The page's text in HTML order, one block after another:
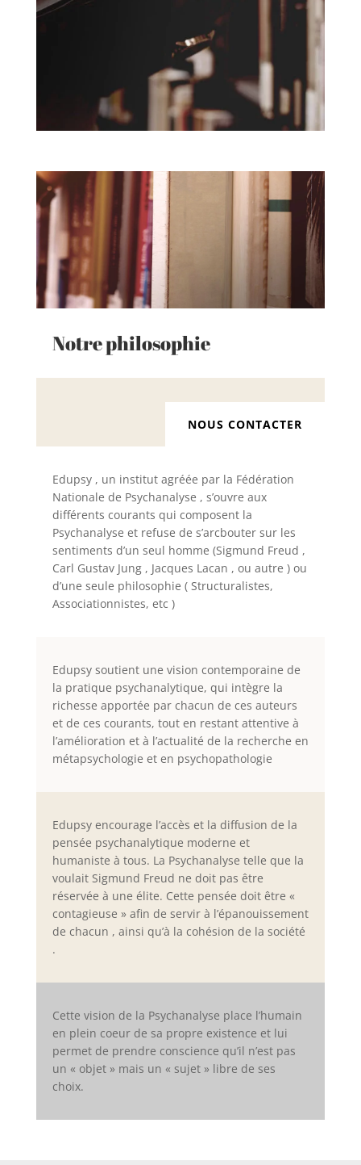
Notre philosophie
NOUS CONTACTER
Edupsy , un institut agréée par la Fédération
Nationale de Psychanalyse , s’ouvre aux
différents courants qui composent la
Psychanalyse et refuse de s’arcbouter sur les
sentiments d’un seul homme (Sigmund Freud ,
Carl Gustav Jung , Jacques Lacan , ou autre ) ou
d’une seule philosophie ( Structuralistes,
Associationnistes, etc )
Edupsy soutient une vision contemporaine de
la pratique psychanalytique, qui intègre la
richesse apportée par chacun de ces auteurs
et de ces courants, tout en restant attentive à
l’amélioration et à l’actualité de la recherche en
métapsychologie et en psychopathologie
Edupsy encourage l’accès et la diffusion de la
pensée psychanalytique moderne et
humaniste à tous. La Psychanalyse telle que la
voulait Sigmund Freud ne doit pas être
réservée à une élite. Cette pensée doit être «
contagieuse » afin de servir à l’épanouissement
de chacun , ainsi qu’à la cohésion de la société
.
Cette vision de la Psychanalyse place l’humain
en plein coeur de sa propre existence et lui
permet de prendre conscience qu’il n’est pas
un « objet » mais un « sujet » libre de ses
choix.